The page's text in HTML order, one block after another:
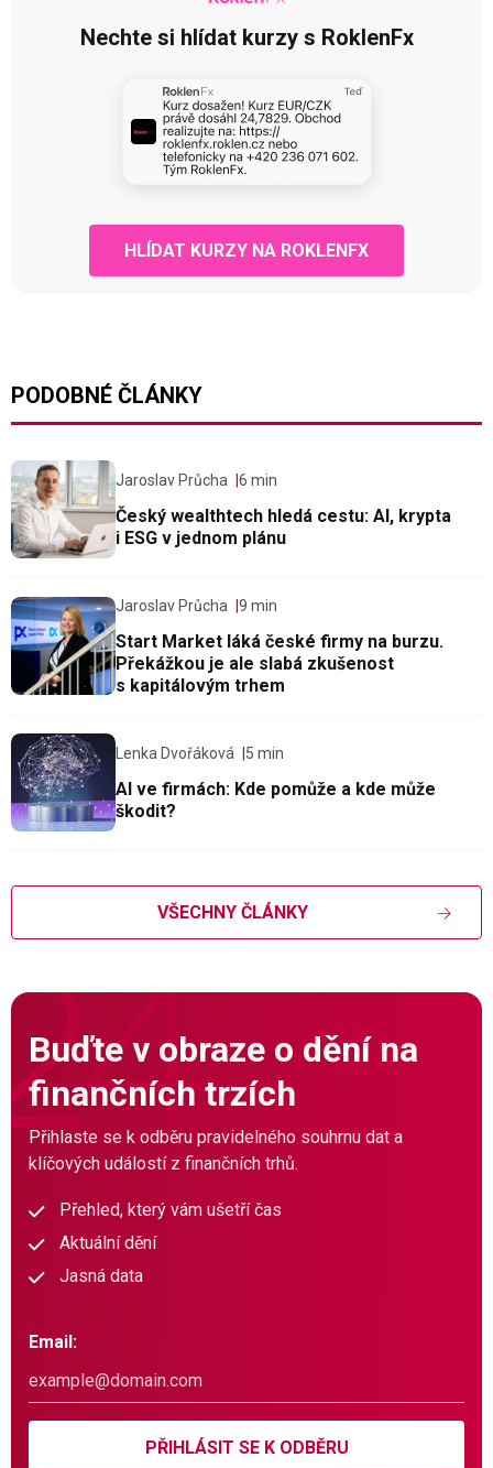
Nechte si hlídat kurzy s RoklenFx
HLÍDAT KURZY NA ROKLENFX
PODOBNÉ ČLÁNKY
Jaroslav Průcha 6 min
Český wealthtech hledá cestu: AI, krypta
i ESG v jednom plánu
Jaroslav Průcha 9 min
Start Market láká české firmy na burzu.
Překážkou je ale slabá zkušenost
s kapitálovým trhem
Lenka Dvořáková 5 min
AI ve firmách: Kde pomůže a kde může
škodit?
VŠECHNY ČLÁNKY
Buďte v obraze o dění na
finančních trzích
Přihlaste se k odběru pravidelného souhrnu dat a
klíčových událostí z finančních trhů.
Přehled, který vám ušetří čas
Aktuální dění
Jasná data
Email:
PŘIHLÁSIT SE K ODBĚRU